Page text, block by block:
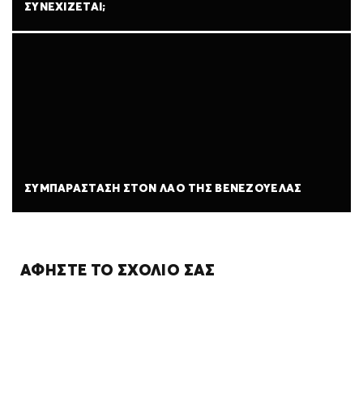
ΣΥΝΕΧΊΖΕΤΑΙ;
ΣΥΜΠΑΡΆΣΤΑΣΗ ΣΤΟΝ ΛΑΌ ΤΗΣ ΒΕΝΕΖΟΥΈΛΑΣ
ΑΦΉΣΤΕ ΤΟ ΣΧΌΛΙΌ ΣΑΣ